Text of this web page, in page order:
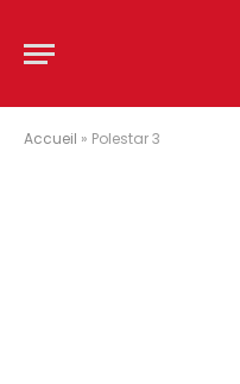
Accueil » Polestar 3